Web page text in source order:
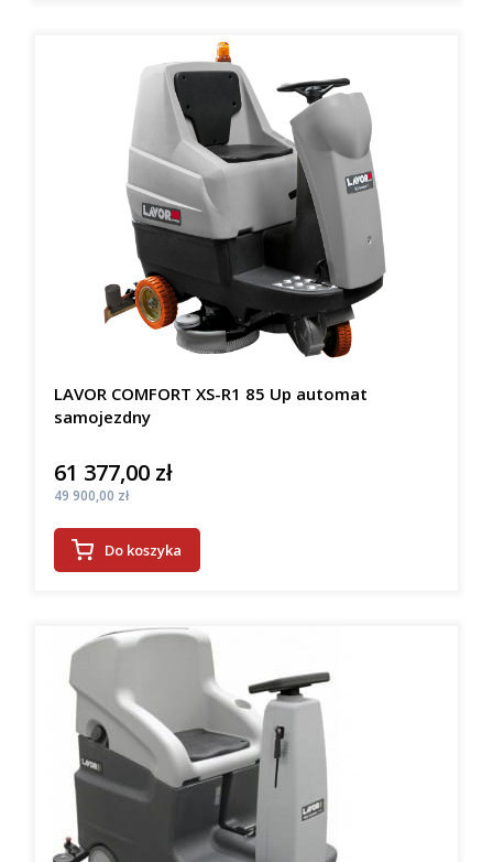
LAVOR COMFORT XS-R1 85 Up automat
samojezdny
Cena
61 377,00 zł
Cena
49 900,00 zł
Do koszyka